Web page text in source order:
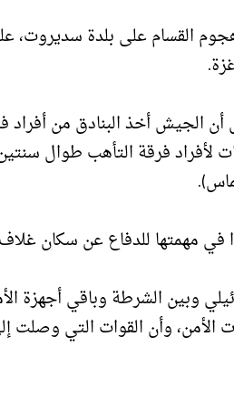
القسام على بلدة سديروت،
الجيش أخذ البنادق من أفراد
اللواء تدريبات لأفراد فرقة التأهب
في مهمتها للدفاع عن سكان
وبين الشرطة وباقي أجهزة
وأن القوات التي وصلت